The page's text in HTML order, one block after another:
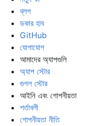
ব্লগ
ডকার হাব
GitHub
যোগাযোগ
আমাদের অ্যাপগুলি
অ্যাপ স্টোর
গুগল স্টোর
আইনি এবং গোপনীয়তা
শর্তাবলী
গোপনীয়তা নীতি